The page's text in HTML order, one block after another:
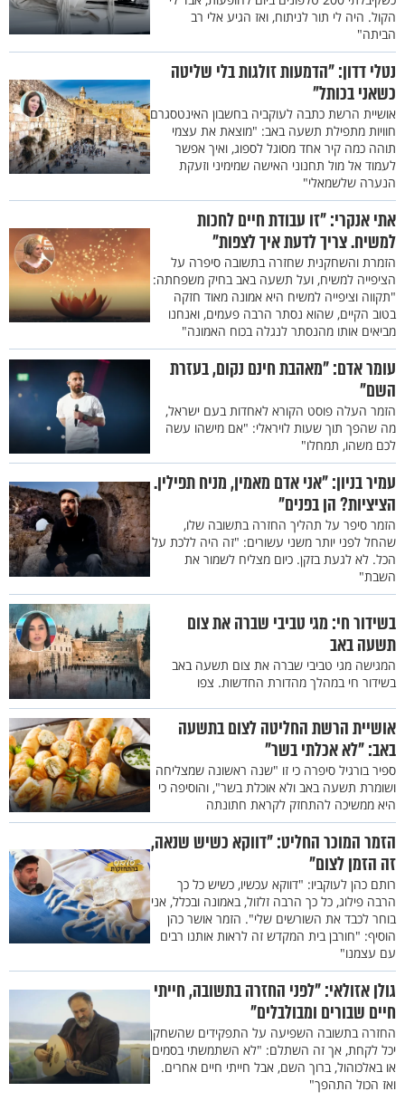
הקול. היה לי תור לניתוח, ואז הגיע אלי רב
הביתה"
נטלי דדון: "הדמעות זולגות בלי שליטה
כשאני בכותל"
אושיית הרשת כתבה לעוקביה בחשבון האינטסגרם
חוויות מתפילת תשעה באב: "מוצאת את עצמי
תוהה כמה קיר אחד מסוגל לספוג, ואיך אפשר
לעמוד אל מול תחנוני האישה שמימיני וזעקת
הנערה שלשמאלי"
אתי אנקרי: "זו עבודת חיים לחכות
למשיח. צריך לדעת איך לצפות"
הזמרת והשחקנית שחזרה בתשובה סיפרה על
הציפייה למשיח, ועל תשעה באב בחיק משפחתה:
"תקווה וציפייה למשיח היא אמונה מאוד חזקה
בטוב הקיים, שהוא נסתר הרבה פעמים, ואנחנו
מביאים אותו מהנסתר לנגלה בכוח האמונה"
עומר אדם: "מאהבת חינם נקום, בעזרת
השם"
הזמר העלה פוסט הקורא לאחדות בעם ישראל,
מה שהפך תוך שעות לויראלי: "אם מישהו עשה
לכם משהו, תמחלו"
עמיר בניון: "אני אדם מאמין, מניח תפילין.
הציציות? הן בפנים"
הזמר סיפר על תהליך החזרה בתשובה שלו,
שהחל לפני יותר משני עשורים: "זה היה ללכת על
הכל. לא לגעת בזקן. כיום מצליח לשמור את
השבת"
בשידור חי: מגי טביבי שברה את צום
תשעה באב
המגישה מגי טביבי שברה את צום תשעה באב
בשידור חי במהלך מהדורת החדשות. צפו
אושיית הרשת החליטה לצום בתשעה
באב: "לא אכלתי בשר"
ספיר בורגיל סיפרה כי זו "שנה ראשונה שמצליחה
ושומרת תשעה באב ולא אוכלת בשר", והוסיפה כי
היא ממשיכה להתחזק לקראת חתונתה
הזמר המוכר החליט: "דווקא כשיש שנאה,
זה הזמן לצום"
רותם כהן לעוקביו: "דווקא עכשיו, כשיש כל כך
הרבה פילוג, כל כך הרבה זלזול, באמונה ובכלל, אני
בוחר לכבד את השורשים שלי". הזמר אושר כהן
הוסיף: "חורבן בית המקדש זה לראות אותנו רבים
עם עצמנו"
גולן אזולאי: "לפני החזרה בתשובה, חייתי
חיים שבורים ומבולבלים"
החזרה בתשובה השפיעה על התפקידים שהשחקן
יכל לקחת, אך זה השתלם: "לא השתמשתי בסמים
או באלכוהול, ברוך השם, אבל חייתי חיים אחרים.
ואז הכול התהפך"